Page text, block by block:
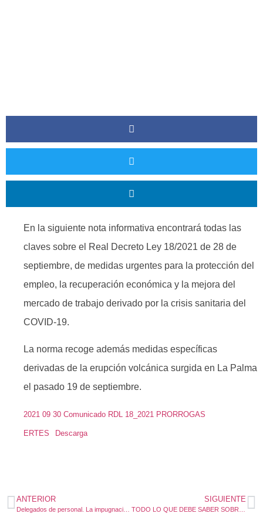
En la siguiente nota informativa encontrará todas las
claves sobre el Real Decreto Ley 18/2021 de 28 de
septiembre, de medidas urgentes para la protección del
empleo, la recuperación económica y la mejora del
mercado de trabajo derivado por la crisis sanitaria del
COVID-19.
La norma recoge además medidas específicas
derivadas de la erupción volcánica surgida en La Palma
el pasado 19 de septiembre.
2021 09 30 Comunicado RDL 18_2021 PRORROGAS
ERTES Descarga
ANTERIOR SIGUIENTE